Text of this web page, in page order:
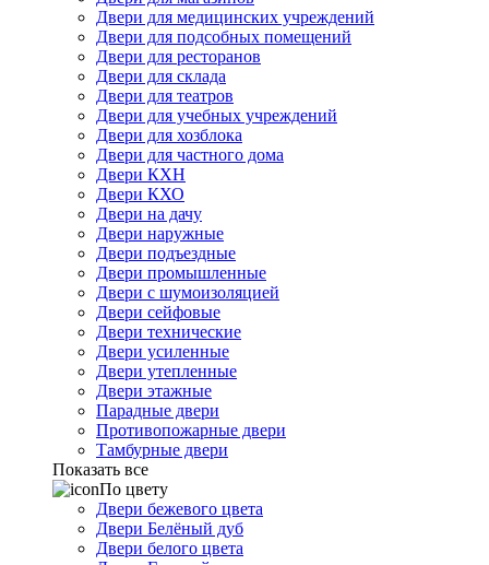
Двери для медицинских учреждений
Двери для подсобных помещений
Двери для ресторанов
Двери для склада
Двери для театров
Двери для учебных учреждений
Двери для хозблока
Двери для частного дома
Двери КХН
Двери КХО
Двери на дачу
Двери наружные
Двери подъездные
Двери промышленные
Двери с шумоизоляцией
Двери сейфовые
Двери технические
Двери усиленные
Двери утепленные
Двери этажные
Парадные двери
Противопожарные двери
Тамбурные двери
Показать все
По цвету
Двери бежевого цвета
Двери Белёный дуб
Двери белого цвета